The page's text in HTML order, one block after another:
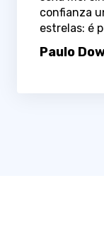
confianza
estrelas: é
Paulo